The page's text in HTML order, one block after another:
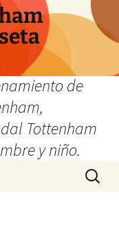
de
Tottenham
y niño.
Buscar: